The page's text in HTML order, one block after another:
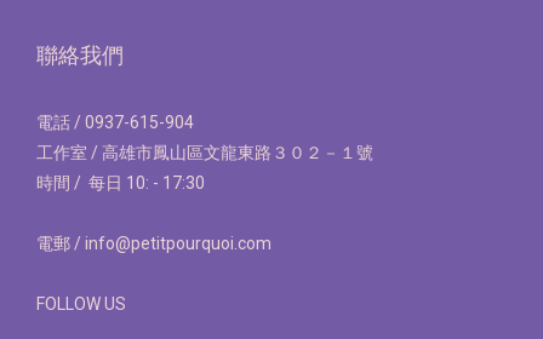
聯絡我們
電話 / 0937-615-904
工作室 / 高雄市鳳山區文龍東路３０２－１號
時間 / 每日 10: - 17:30
電郵 / info@petitpourquoi.com
FOLLOW US